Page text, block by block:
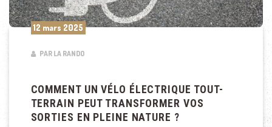
12 mars 2025
PAR LA RANDO
COMMENT UN VÉLO ÉLECTRIQUE TOUT-
TERRAIN PEUT TRANSFORMER VOS
SORTIES EN PLEINE NATURE ?